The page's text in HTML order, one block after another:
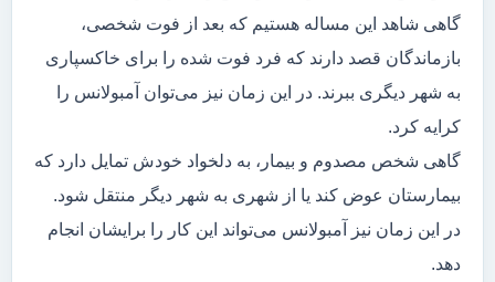
گاهی شاهد این مساله هستیم که بعد از فوت شخصی،
بازماندگان قصد دارند که فرد فوت شده را برای خاکسپاری
به شهر دیگری ببرند. در این زمان نیز می‌توان آمبولانس را
کرایه کرد.
گاهی شخص مصدوم و بیمار، به دلخواد خودش تمایل دارد که
بیمارستان عوض کند یا از شهری به شهر دیگر منتقل شود.
در این زمان نیز آمبولانس می‌تواند این کار را برایشان انجام
دهد.